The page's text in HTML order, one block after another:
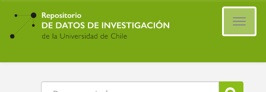
Ir
contenido
principal
Buscar